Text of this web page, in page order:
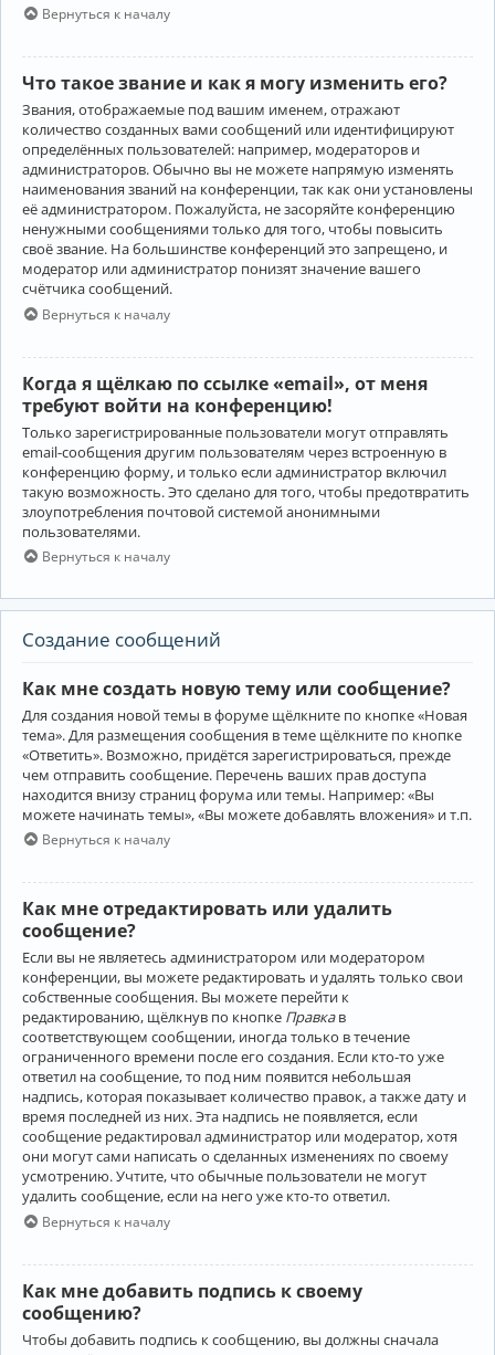
Вернуться к началу
Что такое звание и как я могу изменить его?
Звания, отображаемые под вашим именем, отражают
количество созданных вами сообщений или идентифицируют
определённых пользователей: например, модераторов и
администраторов. Обычно вы не можете напрямую изменять
наименования званий на конференции, так как они установлены
её администратором. Пожалуйста, не засоряйте конференцию
ненужными сообщениями только для того, чтобы повысить
своё звание. На большинстве конференций это запрещено, и
модератор или администратор понизят значение вашего
счётчика сообщений.
Вернуться к началу
Когда я щёлкаю по ссылке «email», от меня
требуют войти на конференцию!
Только зарегистрированные пользователи могут отправлять
email-сообщения другим пользователям через встроенную в
конференцию форму, и только если администратор включил
такую возможность. Это сделано для того, чтобы предотвратить
злоупотребления почтовой системой анонимными
пользователями.
Вернуться к началу
Создание сообщений
Как мне создать новую тему или сообщение?
Для создания новой темы в форуме щёлкните по кнопке «Новая
тема». Для размещения сообщения в теме щёлкните по кнопке
«Ответить». Возможно, придётся зарегистрироваться, прежде
чем отправить сообщение. Перечень ваших прав доступа
находится внизу страниц форума или темы. Например: «Вы
можете начинать темы», «Вы можете добавлять вложения» и т.п.
Вернуться к началу
Как мне отредактировать или удалить
сообщение?
Если вы не являетесь администратором или модератором
конференции, вы можете редактировать и удалять только свои
собственные сообщения. Вы можете перейти к
редактированию, щёлкнув по кнопке Правкав
соответствующем сообщении, иногда только в течение
ограниченного времени после его создания. Если кто-то уже
ответил на сообщение, то под ним появится небольшая
надпись, которая показывает количество правок, а также дату и
время последней из них. Эта надпись не появляется, если
сообщение редактировал администратор или модератор, хотя
они могут сами написать о сделанных изменениях по своему
усмотрению. Учтите, что обычные пользователи не могут
удалить сообщение, если на него уже кто-то ответил.
Вернуться к началу
Как мне добавить подпись к своему
сообщению?
Чтобы добавить подпись к сообщению, вы должны сначала